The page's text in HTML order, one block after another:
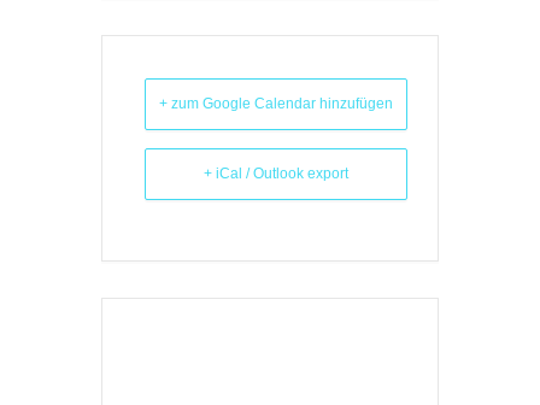
+ zum Google Calendar hinzufügen
+ iCal / Outlook export